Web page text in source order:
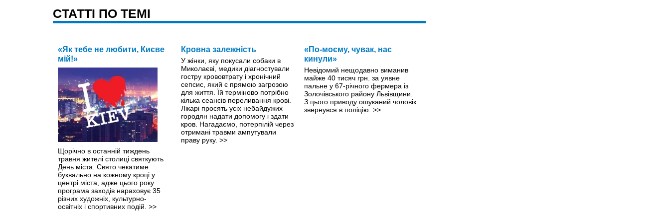
CТАТТІ ПО ТЕМІ
«Як тебе не любити, Києве
мій!»
Щорічно в останній тиждень
травня жителі столиці святкують
День міста. Свято чекатиме
буквально на кожному кроці y
центрі міста, адже цього року
програма заходів нараховує 35
різних художніх, культурно-
освітніх і спортивних подій. >>
Кровна залежність
У жінки, яку покусали собаки в
Миколаєві, медики діагностували
гостру крововтрату і хронічний
сепсис, який є прямою загрозою
для життя. Їй терміново потрібно
кілька сеансів переливання крові.
Лікарі просять усіх небайдужих
городян надати допомогу і здати
кров. Нагадаємо, потерпілій через
отримані травми ампутували
праву руку. >>
«По-моєму, чувак, нас
кинули»
Невідомий нещодавно виманив
майже 40 тисяч грн. за уявне
пальне у 67-річного фермера із
Золочівського району Львівщини.
З цього приводу ошуканий чоловік
звернувся в поліцію. >>